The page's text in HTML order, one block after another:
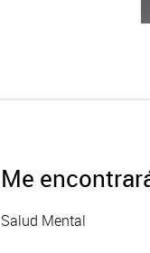
Me
Salud Mental